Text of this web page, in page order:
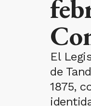
El
de
1875,